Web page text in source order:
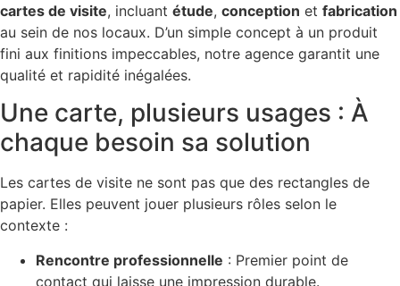
cartes de visite, incluant étude, conception et fabrication
au sein de nos locaux. D’un simple concept à un produit
fini aux finitions impeccables, notre agence garantit une
qualité et rapidité inégalées.
Une carte, plusieurs usages : À
chaque besoin sa solution
Les cartes de visite ne sont pas que des rectangles de
papier. Elles peuvent jouer plusieurs rôles selon le
contexte :
Rencontre professionnelle : Premier point de
contact qui laisse une impression durable.